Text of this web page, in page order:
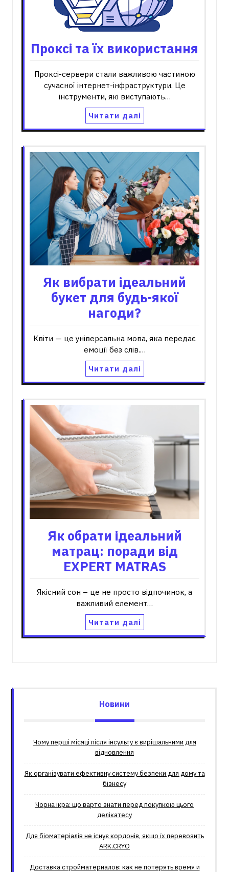
Проксі та їх використання
Проксі-сервери стали важливою частиною
сучасної інтернет-інфраструктури. Це
інструменти, які виступають…
Читати далі
Як вибрати ідеальний
букет для будь-якої
нагоди?
Квіти — це універсальна мова, яка передає
емоції без слів.…
Читати далі
Як обрати ідеальний
матрац: поради від
EXPERT MATRAS
Якісний сон – це не просто відпочинок, а
важливий елемент…
Читати далі
Новини
Чому перші місяці після інсульту є вирішальними для
відновлення
Як організувати ефективну систему безпеки для дому та
бізнесу
Чорна ікра: що варто знати перед покупкою цього
делікатесу
Для біоматеріалів не існує кордонів, якщо їх перевозить
ARK.CRYO
Доставка стройматериалов: как не потерять время и